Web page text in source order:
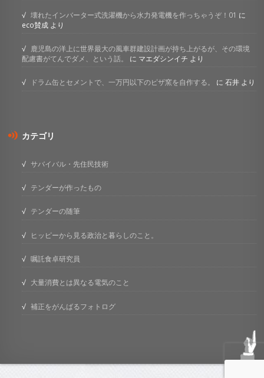
壊れたインバーター式洗濯機から水力発電機を作っちゃうぞ！01 に
eco賛成 より
鹿児島の洋上に世界最大の風車群建設計画が持ち上がるが、その環境
配慮書がてんでダメ、という話。
に マエダシンイチ より
ドラム缶とセメントで、一万円以下のピザ窯を自作する。 に石井 より
カテゴリ
サバイバル・先住民技術
テンダーが作ったもの
テンダーの随筆
ヒッピーから見る政治と暮らしのこと。
嘱託食卓研究員
大量消費とは異なる電気のこと
補正をがんばるフォトログ